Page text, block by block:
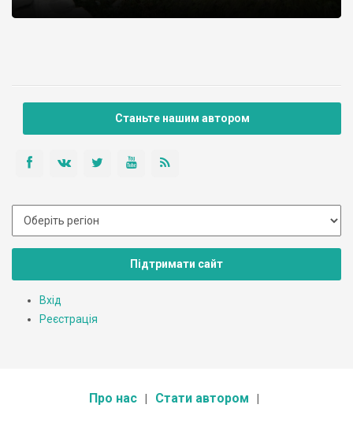
Станьте нашим автором
Підтримати сайт
Вхід
Реєстрація
Про нас Стати автором